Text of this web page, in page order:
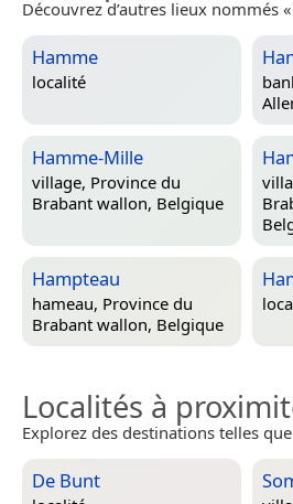
Découvrez d’autres lieux nommés
Hamme
localité
Hamme-Mille
village, Province du
Brabant wallon, Belgique
Hampteau
hameau, Province du
Brabant wallon, Belgique
Localités à
Explorez des destinations telles
De Bunt